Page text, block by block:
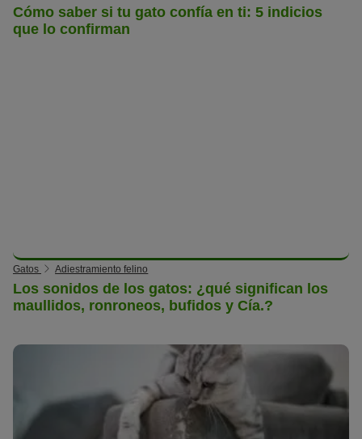
Cómo saber si tu gato confía en ti: 5 indicios
que lo confirman
Gatos Adiestramiento felino
Los sonidos de los gatos: ¿qué significan los
maullidos, ronroneos, bufidos y Cía.?